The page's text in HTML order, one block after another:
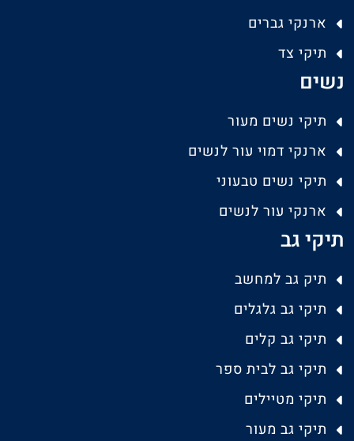
ארנקי גברים
תיקי צד
נשים
תיקי נשים מעור
ארנקי דמוי עור לנשים
תיקי נשים טבעוני
ארנקי עור לנשים
תיקי גב
תיק גב למחשב
תיקי גב גלגלים
תיקי גב קלים
תיקי גב לבית ספר
תיקי מטיילים
תיקי גב מעור